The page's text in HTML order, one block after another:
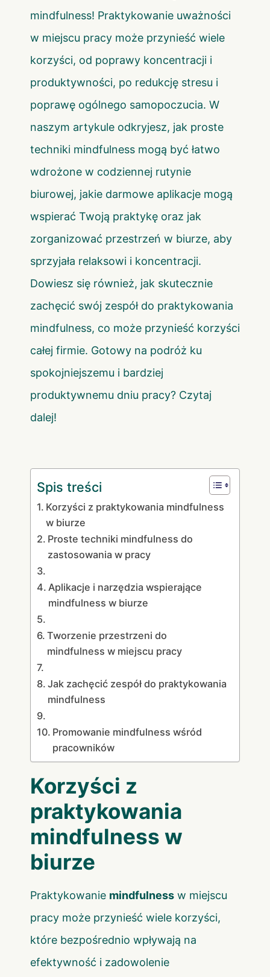
mindfulness! Praktykowanie uważności
w miejscu pracy może przynieść wiele
korzyści, od poprawy koncentracji i
produktywności, po redukcję stresu i
poprawę ogólnego samopoczucia. W
naszym artykule odkryjesz, jak proste
techniki mindfulness mogą być łatwo
wdrożone w codziennej rutynie
biurowej, jakie darmowe aplikacje mogą
wspierać Twoją praktykę oraz jak
zorganizować przestrzeń w biurze, aby
sprzyjała relaksowi i koncentracji.
Dowiesz się również, jak skutecznie
zachęcić swój zespół do praktykowania
mindfulness, co może przynieść korzyści
całej firmie. Gotowy na podróż ku
spokojniejszemu i bardziej
produktywnemu dniu pracy? Czytaj
dalej!
Spis treści
Korzyści z praktykowania mindfulness
w biurze
Proste techniki mindfulness do
zastosowania w pracy
Aplikacje i narzędzia wspierające
mindfulness w biurze
Tworzenie przestrzeni do
mindfulness w miejscu pracy
Jak zachęcić zespół do praktykowania
mindfulness
Promowanie mindfulness wśród
pracowników
Korzyści z
praktykowania
mindfulness w
biurze
Praktykowanie mindfulness w miejscu
pracy może przynieść wiele korzyści,
które bezpośrednio wpływają na
efektywność i zadowolenie